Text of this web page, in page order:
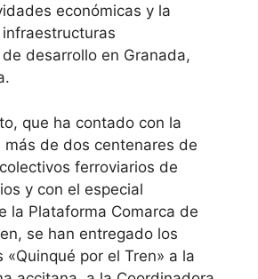
económicas y la
desarrollo en Granada,
que ha contado con la
de dos centenares de
ferroviarios de
y con el especial
la Plataforma Comarca de
se han entregado los
«Quinqué por el Tren» a la